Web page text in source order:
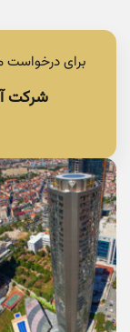
برای درخواست
شرکت آی